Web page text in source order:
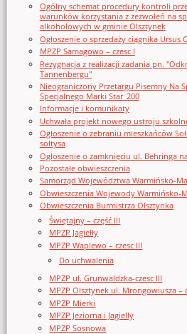
Ogólny schemat procedury kontroli
warunków korzystania z zezwoleń na
alkoholowych w gminie Olsztynek
Ogłoszenie o sprzedaży ciągnika Ursus
MPZP Samagowo – czesc I
Rezygnacja z realizacji zadania pn.
Tannenbergu"
Nieograniczony Przetargu Pisemny Na
Specjalnego Marki Star_200
Informacje i komunikaty
Uchwała projekt nowego ustroju
Ogłoszenie o zebraniu mieszkańców
sołtysa
Ogłoszenie o zamknięciu ul. Behringa
Pozostałe obwieszczenia
Samorząd Województwa Warmińsko-
Obwieszczenia Wojewody Warmińsko-
Obwieszczenia Burmistrza Olsztynka
Świętajny – część III
MPZP Jagiełły
MPZP Waplewo – czesc III
Do uchwalenia
MPZP ul. Grunwaldzka-czesc III
MPZP Olsztynek ul. Mrongowiusza –
MPZP Mierki
MPZP Jeziorna i Jagielly
MPZP Sosnowa